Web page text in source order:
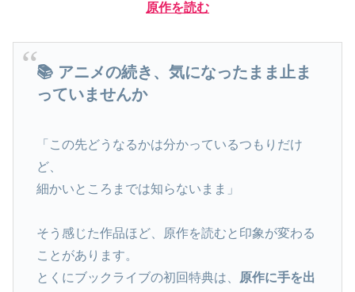
原作を読む
📚 アニメの続き、気になったまま止ま
っていませんか
「この先どうなるかは分かっているつもりだけ
ど、
細かいところまでは知らないまま」
そう感じた作品ほど、原作を読むと印象が変わる
ことがあります。
とくにブックライブの初回特典は、
原作に手を出